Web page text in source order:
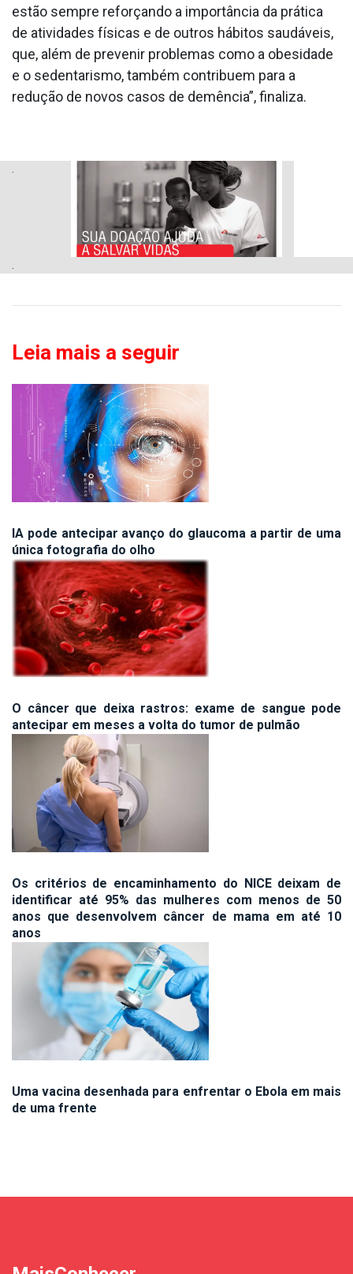
estão sempre reforçando a importância da prática
de atividades físicas e de outros hábitos saudáveis,
que, além de prevenir problemas como a obesidade
e o sedentarismo, também contribuem para a
redução de novos casos de demência”, finaliza.
.
Leia mais a seguir
IA pode antecipar avanço do glaucoma a partir de uma
única fotografia do olho
O câncer que deixa rastros: exame de sangue pode
antecipar em meses a volta do tumor de pulmão
Os critérios de encaminhamento do NICE deixam de
identificar até 95% das mulheres com menos de 50
anos que desenvolvem câncer de mama em até 10
anos
Uma vacina desenhada para enfrentar o Ebola em mais
de uma frente